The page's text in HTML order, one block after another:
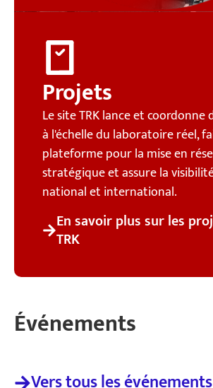
Projets
Le site TRK lance et coordonne
à l'échelle du laboratoire réel,
plateforme pour la mise en
stratégique et assure la
national et international.
En savoir plus sur les
TRK
Événements